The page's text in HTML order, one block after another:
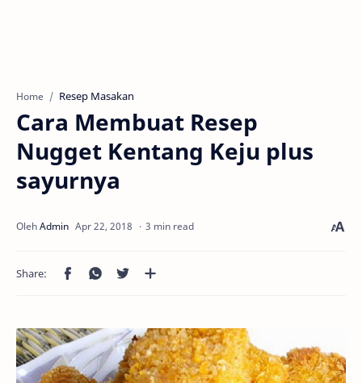
Home Resep Masakan
Cara Membuat Resep
Nugget Kentang Keju plus
sayurnya
3 min read